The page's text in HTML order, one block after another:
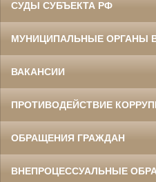
СУДЫ СУБЪЕКТА РФ
МУНИЦИПАЛЬНЫЕ ОРГАНЫ
ВАКАНСИИ
ПРОТИВОДЕЙСТВИЕ
ОБРАЩЕНИЯ ГРАЖДАН
ВНЕПРОЦЕССУАЛЬНЫЕ